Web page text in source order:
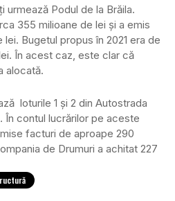
urmează Podul de la Brăila.
355 milioane de lei și a emis
Bugetul propus în 2021 era de
În acest caz, este clar că
alocată.
loturile 1 și 2 din Autostrada
În contul lucrărilor pe aceste
facturi de aproape 290
de Drumuri a achitat 227